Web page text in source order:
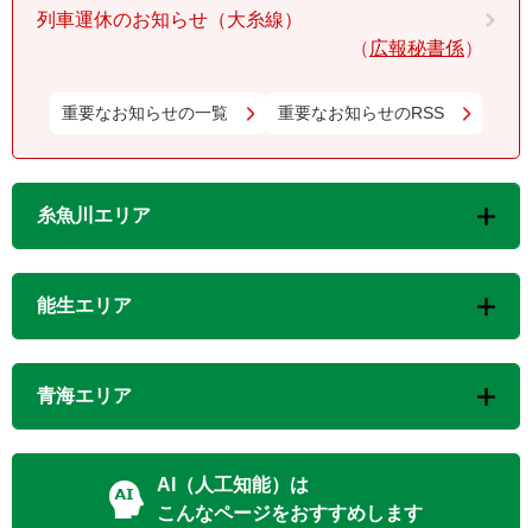
列車運休のお知らせ（大糸線）
広報秘書係
重要なお知らせの一覧 重要なお知らせのRSS
糸魚川エリア
能生エリア
青海エリア
AI（人工知能）は
こんなページをおすすめします